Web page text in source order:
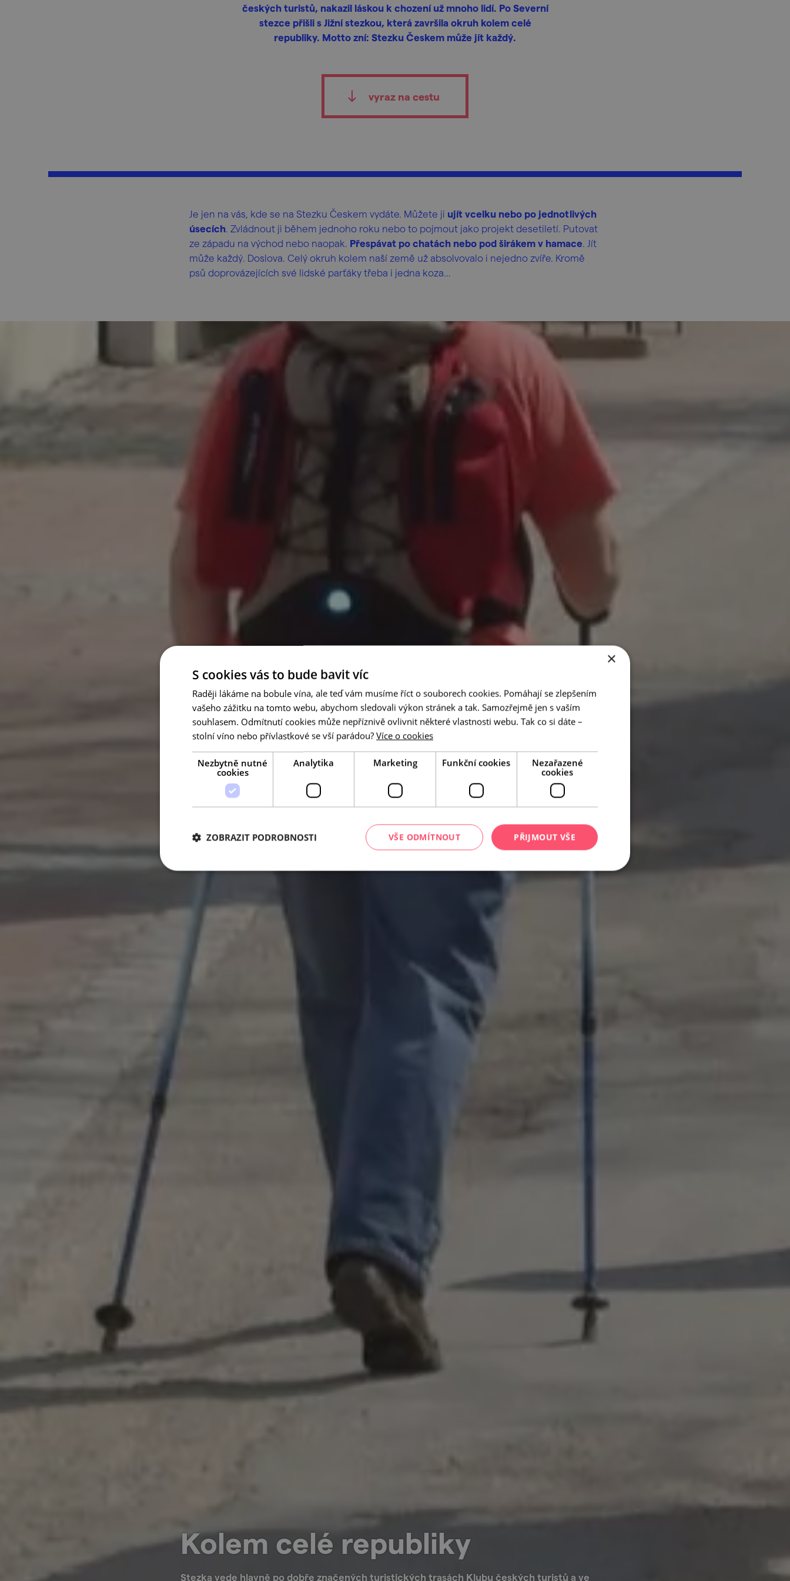
českých turistů, nakazil láskou k chození už mnoho lidí. Po Severní
stezce přišli s Jižní stezkou, která završila okruh kolem celé
republiky. Motto zní: Stezku Českem může jít každý.
vyraz na cestu
Je jen na vás, kde se na Stezku Českem vydáte. Můžete ji ujít vcelku nebo po jednotlivých
úsecích. Zvládnout ji během jednoho roku nebo to pojmout jako projekt desetiletí. Putovat
ze západu na východ nebo naopak. Přespávat po chatách nebo pod širákem v hamace. Jít
může každý. Doslova. Celý okruh kolem naší země už absolvovalo i nejedno zvíře. Kromě
psů doprovázejících své lidské parťáky třeba i jedna koza…
Kolem celé republiky
Stezka vede hlavně po dobře značených turistických trasách Klubu českých turistů a ve
×
S cookies vás to bude bavit víc
Raději lákáme na bobule vína, ale teď vám musíme říct o souborech cookies. Pomáhají se zlepšením
vašeho zážitku na tomto webu, abychom sledovali výkon stránek a tak. Samozřejmě jen s vaším
souhlasem. Odmítnutí cookies může nepříznivě ovlivnit některé vlastnosti webu. Tak co si dáte –
stolní víno nebo přívlastkové se vší parádou? Více o cookies
Nezbytně nutné
cookies
Analytika Marketing Funkční cookies
Nezařazené
cookies
PŘIJMOUT VŠE
VŠE ODMÍTNOUT
ZOBRAZIT PODROBNOSTI